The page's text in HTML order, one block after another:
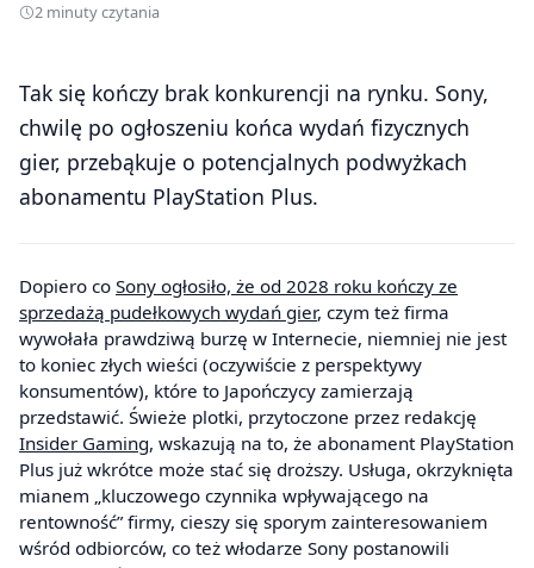
2 minuty czytania
Tak się kończy brak konkurencji na rynku. Sony,
chwilę po ogłoszeniu końca wydań fizycznych
gier, przebąkuje o potencjalnych podwyżkach
abonamentu PlayStation Plus.
Dopiero co Sony ogłosiło, że od 2028 roku kończy ze
sprzedażą pudełkowych wydań gier, czym też firma
wywołała prawdziwą burzę w Internecie, niemniej nie jest
to koniec złych wieści (oczywiście z perspektywy
konsumentów), które to Japończycy zamierzają
przedstawić. Świeże plotki, przytoczone przez redakcję
Insider Gaming, wskazują na to, że abonament PlayStation
Plus już wkrótce może stać się droższy. Usługa, okrzyknięta
mianem „kluczowego czynnika wpływającego na
rentowność” firmy, cieszy się sporym zainteresowaniem
wśród odbiorców, co też włodarze Sony postanowili